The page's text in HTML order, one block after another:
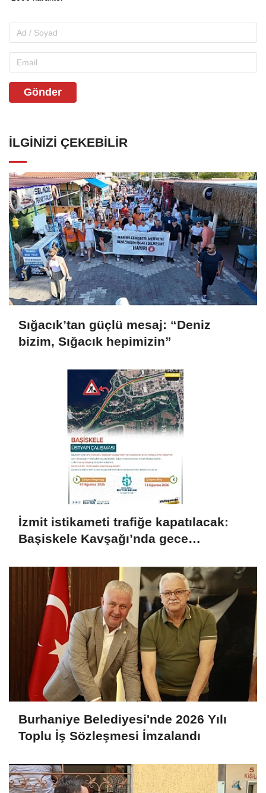
Gönder
İLGINIZI ÇEKEBILIR
Sığacık’tan güçlü mesaj: “Deniz
bizim, Sığacık hepimizin”
İzmit istikameti trafiğe kapatılacak:
Başiskele Kavşağı’nda gece
Burhaniye Belediyesi'nde 2026 Yılı
Toplu İş Sözleşmesi İmzalandı